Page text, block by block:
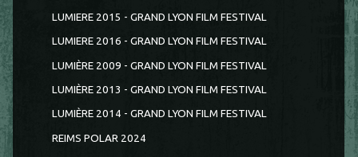
LUMIERE 2015 - GRAND LYON FILM FESTIVAL
LUMIERE 2016 - GRAND LYON FILM FESTIVAL
LUMIÈRE 2009 - GRAND LYON FILM FESTIVAL
LUMIÈRE 2013 - GRAND LYON FILM FESTIVAL
LUMIÈRE 2014 - GRAND LYON FILM FESTIVAL
REIMS POLAR 2024